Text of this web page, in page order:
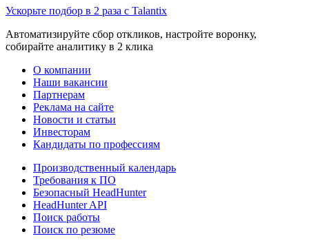
Ускорьте подбор в 2 раза с Talantix
Автоматизируйте сбор откликов, настройте воронку,
собирайте аналитику в 2 клика
О компании
Наши вакансии
Партнерам
Реклама на сайте
Новости и статьи
Инвесторам
Кандидаты по профессиям
Производственный календарь
Требования к ПО
Безопасный HeadHunter
HeadHunter API
Поиск работы
Поиск по резюме